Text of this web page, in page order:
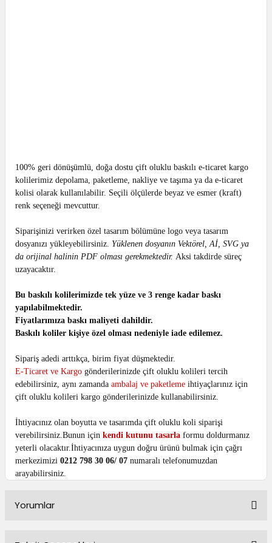
100% geri dönüşümlü, doğa dostu çift oluklu baskılı e-ticaret kargo
kolilerimiz depolama, paketleme, nakliye ve taşıma ya da e-ticaret
kolisi olarak kullanılabilir. Seçili ölçülerde beyaz ve esmer (kraft)
renk seçeneği mevcuttur.
Siparişinizi verirken özel tasarım bölümüne logo veya tasarım
dosyanızı yükleyebilirsiniz. Yüklenen dosyanın Vektörel, Aİ, SVG ya
da orijinal halinin PDF olması gerekmektedir. Aksi takdirde süreç
uzayacaktır.
Bu baskılı kolilerimizde tek yüze ve 3 renge kadar baskı
yapılabilmektedir.
Fiyatlarımıza baskı maliyeti dahildir.
Baskılı koliler kişiye özel olması nedeniyle iade edilemez.
Sipariş adedi arttıkça, birim fiyat düşmektedir.
E-Ticaret ve Kargo gönderilerinizde çift oluklu kolileri tercih
edebilirsiniz, aynı zamanda ambalaj ve paketleme ihtiyaçlarınız için
çift oluklu kolileri kargo gönderilerinizde kullanabilirsiniz.
İhtiyacınız olan boyutta ve tasarımda çift oluklu koli siparişi
verebilirsiniz.Bunun için kendi kutunu tasarla formu doldurmanız
yeterli olacaktır.İhtiyacınıza uygun doğru ürünü bulmak için çağrı
merkezimizi 0212 798 30 06/ 07 numaralı telefonumuzdan
arayabilirsiniz.
Yorumlar